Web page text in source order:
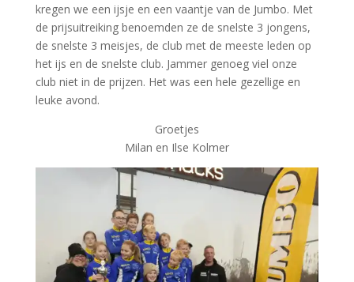
kregen we een ijsje en een vaantje van de Jumbo. Met
de prijsuitreiking benoemden ze de snelste 3 jongens,
de snelste 3 meisjes, de club met de meeste leden op
het ijs en de snelste club. Jammer genoeg viel onze
club niet in de prijzen. Het was een hele gezellige en
leuke avond.
Groetjes
Milan en Ilse Kolmer